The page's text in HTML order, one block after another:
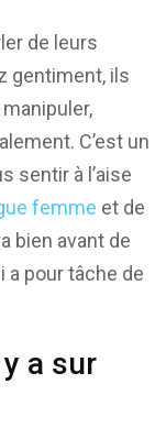
de leurs
gentiment, ils
C’est un
sentir à l’aise
femme et de
bien avant de
a pour tâche de
a sur